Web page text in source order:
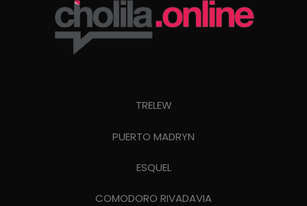
TRELEW
PUERTO MADRYN
ESQUEL
COMODORO RIVADAVIA